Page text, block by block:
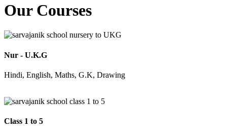
Our Courses
Nur - U.K.G
Hindi, English, Maths, G.K, Drawing
Class 1 to 5